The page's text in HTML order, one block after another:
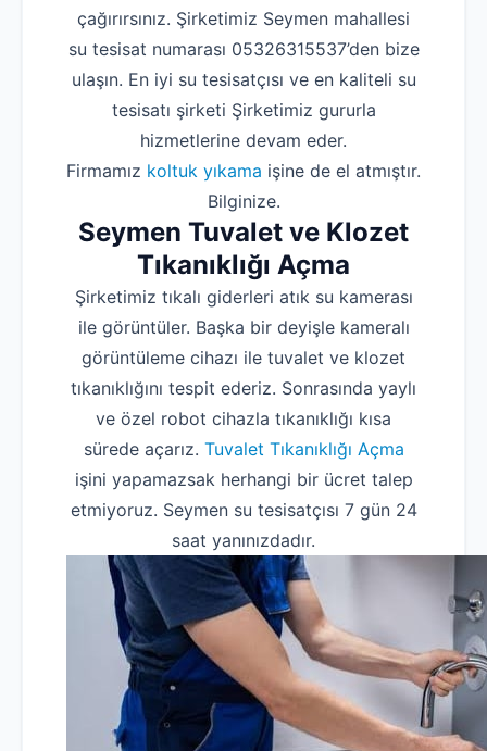
çağırırsınız. Şirketimiz Seymen mahallesi
su tesisat numarası 05326315537’den bize
ulaşın. En iyi su tesisatçısı ve en kaliteli su
tesisatı şirketi Şirketimiz gururla
hizmetlerine devam eder.
Firmamız koltuk yıkama işine de el atmıştır.
Bilginize.
Seymen Tuvalet ve Klozet
Tıkanıklığı Açma
Şirketimiz tıkalı giderleri atık su kamerası
ile görüntüler. Başka bir deyişle kameralı
görüntüleme cihazı ile tuvalet ve klozet
tıkanıklığını tespit ederiz. Sonrasında yaylı
ve özel robot cihazla tıkanıklığı kısa
sürede açarız. Tuvalet Tıkanıklığı Açma
işini yapamazsak herhangi bir ücret talep
etmiyoruz. Seymen su tesisatçısı 7 gün 24
saat yanınızdadır.